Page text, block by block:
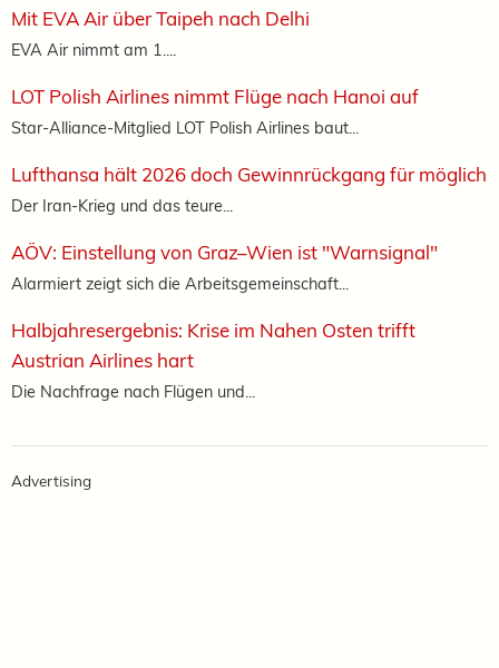
Mit EVA Air über Taipeh nach Delhi
EVA Air nimmt am 1....
LOT Polish Airlines nimmt Flüge nach Hanoi auf
Star-Alliance-Mitglied LOT Polish Airlines baut...
Lufthansa hält 2026 doch Gewinnrückgang für möglich
Der Iran-Krieg und das teure...
AÖV: Einstellung von Graz–Wien ist "Warnsignal"
Alarmiert zeigt sich die Arbeitsgemeinschaft...
Halbjahresergebnis: Krise im Nahen Osten trifft
Austrian Airlines hart
Die Nachfrage nach Flügen und...
Advertising